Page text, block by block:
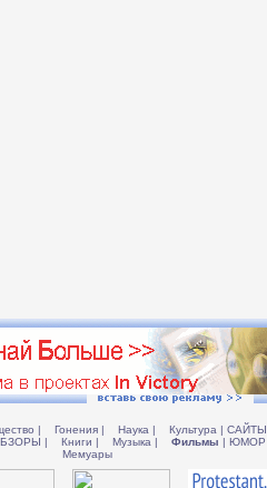
| Гонения | Наука | Культура | САЙТЫ
| Книги | Музыка | Фильмы | ЮМОР
Мемуары